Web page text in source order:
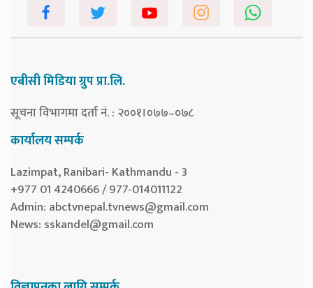
एबीसी मिडिया ग्रुप प्रा.लि.
सूचना विभागमा दर्ता नं. : २००१।०७७–०७८
कार्यालय सम्पर्क
Lazimpat, Ranibari- Kathmandu - 3
+977 01 4240666 / 977-014011122
Admin: abctvnepal.tvnews@gmail.com
News: sskandel@gmail.com